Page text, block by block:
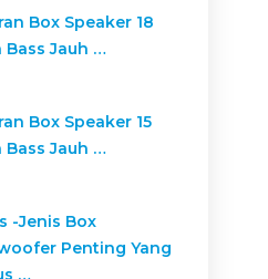
Box Speaker 18
Bass Jauh …
Box Speaker 15
Bass Jauh …
-Jenis Box
Penting Yang
…